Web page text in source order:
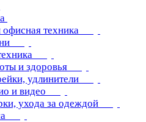
техника
и здоровья
удлинители
и видео
ухода за одеждой